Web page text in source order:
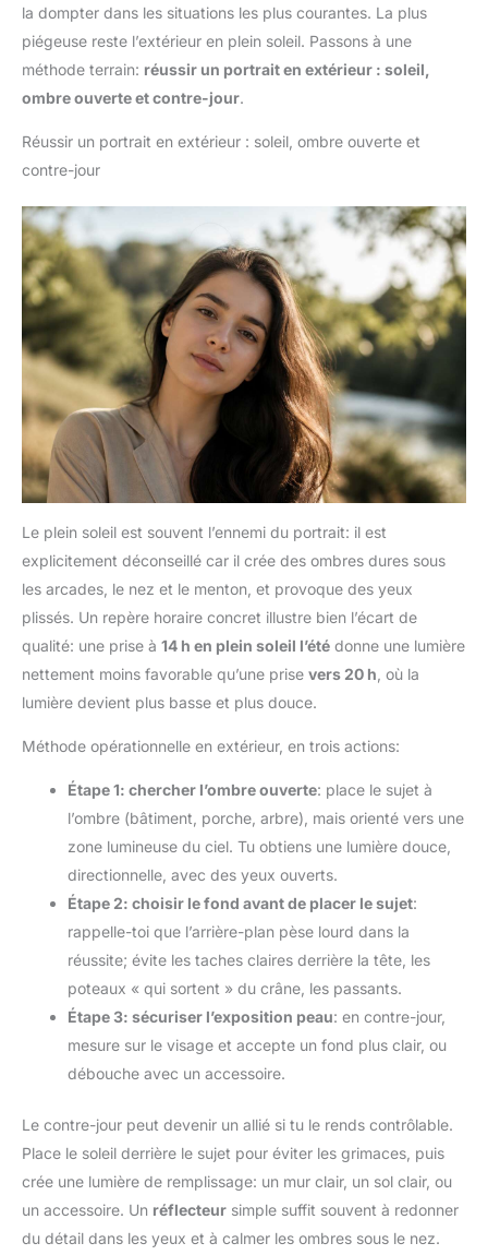
la dompter dans les situations les plus courantes. La plus
piégeuse reste l’extérieur en plein soleil. Passons à une
méthode terrain: réussir un portrait en extérieur : soleil,
ombre ouverte et contre-jour.
Réussir un portrait en extérieur : soleil, ombre ouverte et
contre-jour
Le plein soleil est souvent l’ennemi du portrait: il est
explicitement déconseillé car il crée des ombres dures sous
les arcades, le nez et le menton, et provoque des yeux
plissés. Un repère horaire concret illustre bien l’écart de
qualité: une prise à 14 h en plein soleil l’été donne une lumière
nettement moins favorable qu’une prise vers 20 h , où la
lumière devient plus basse et plus douce.
Méthode opérationnelle en extérieur, en trois actions:
Étape 1: chercher l’ombre ouverte: place le sujet à
l’ombre (bâtiment, porche, arbre), mais orienté vers une
zone lumineuse du ciel. Tu obtiens une lumière douce,
directionnelle, avec des yeux ouverts.
Étape 2: choisir le fond avant de placer le sujet:
rappelle-toi que l’arrière-plan pèse lourd dans la
réussite; évite les taches claires derrière la tête, les
poteaux « qui sortent » du crâne, les passants.
Étape 3: sécuriser l’exposition peau: en contre-jour,
mesure sur le visage et accepte un fond plus clair, ou
débouche avec un accessoire.
Le contre-jour peut devenir un allié si tu le rends contrôlable.
Place le soleil derrière le sujet pour éviter les grimaces, puis
crée une lumière de remplissage: un mur clair, un sol clair, ou
un accessoire. Un réflecteur simple suffit souvent à redonner
du détail dans les yeux et à calmer les ombres sous le nez.